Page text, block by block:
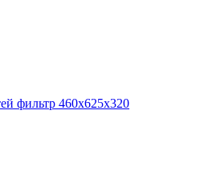
фильтр 460x625x320